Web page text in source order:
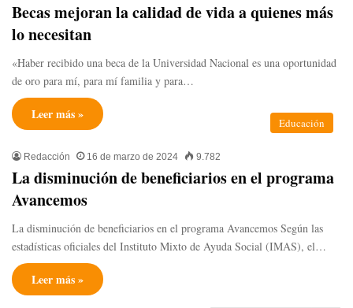
Becas mejoran la calidad de vida a quienes más
lo necesitan
«Haber recibido una beca de la Universidad Nacional es una oportunidad
de oro para mí, para mí familia y para…
Leer más »
Educación
Redacción 16 de marzo de 2024 9.782
La disminución de beneficiarios en el programa
Avancemos
La disminución de beneficiarios en el programa Avancemos Según las
estadísticas oficiales del Instituto Mixto de Ayuda Social (IMAS), el…
Leer más »